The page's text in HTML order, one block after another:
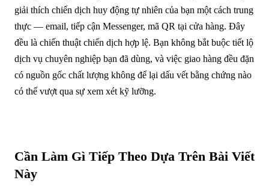
giải thích chiến dịch huy động tự nhiên của bạn một cách trung
thực — email, tiếp cận Messenger, mã QR tại cửa hàng. Đây
đều là chiến thuật chiến dịch hợp lệ. Bạn không bắt buộc tiết lộ
dịch vụ chuyên nghiệp bạn đã dùng, và việc giao hàng đều đặn
có nguồn gốc chất lượng không để lại dấu vết bằng chứng nào
có thể vượt qua sự xem xét kỹ lưỡng.
Cần Làm Gì Tiếp Theo Dựa Trên Bài Viết
Này